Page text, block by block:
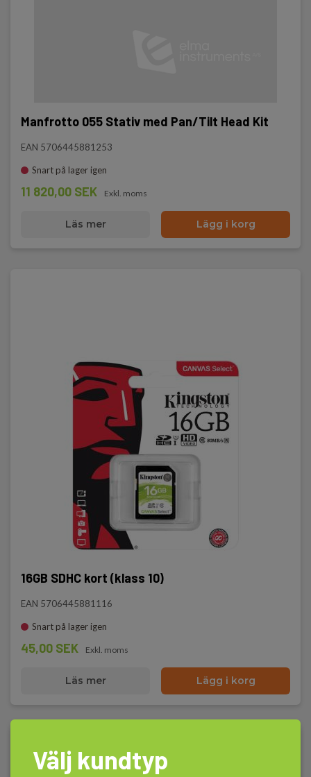
Manfrotto 055 Stativ med Pan/Tilt Head Kit
EAN 5706445881253
Snart på lager igen
11 820,00 SEK Exkl. moms
Läs mer Lägg i korg
16GB SDHC kort (klass 10)
EAN 5706445881116
Snart på lager igen
45,00 SEK Exkl. moms
Läs mer Lägg i korg
Välj kundtyp